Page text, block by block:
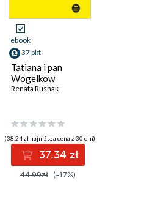
ebook
37 pkt
Tatiana i pan
Wogelkow
Renata Rusnak
(38,24 zł najniższa cena z 30 dni)
37.34 zł
44.99zł (-17%)